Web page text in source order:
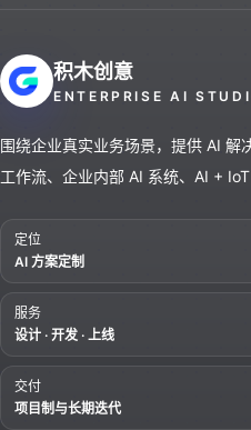
积木创意
ENTERPRISE AI
围绕企业真实业务场景，提供 AI 解
工作流、企业内部 AI 系统、AI + IoT
定位
AI 方案定制
服务
设计 · 开发 · 上线
交付
项目制与长期迭代